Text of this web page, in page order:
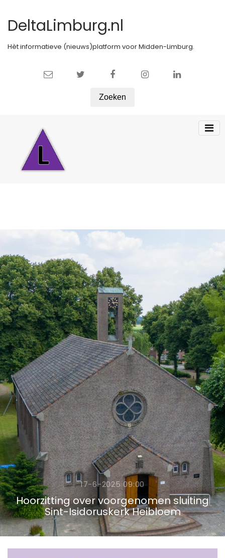
DeltaLimburg.nl
Hèt informatieve (nieuws)platform voor Midden-Limburg.
Zoeken
17-6-2025 09:00
Hoorzitting over voorgenomen sluiting
Sint-Isidoruskerk Heibloem